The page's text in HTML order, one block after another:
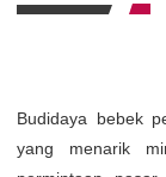
Budidaya bebek
yang menarik